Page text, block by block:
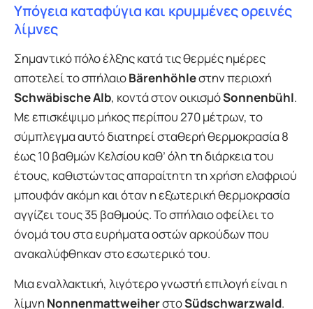
Υπόγεια καταφύγια και κρυμμένες ορεινές
λίμνες
Σημαντικό πόλο έλξης κατά τις θερμές ημέρες
αποτελεί το σπήλαιοBärenhöhleστην περιοχή
Schwäbische Alb, κοντά στον οικισμόSonnenbühl.
Με επισκέψιμο μήκος περίπου 270 μέτρων, το
σύμπλεγμα αυτό διατηρεί σταθερή θερμοκρασία 8
έως 10 βαθμών Κελσίου καθ’ όλη τη διάρκεια του
έτους, καθιστώντας απαραίτητη τη χρήση ελαφριού
μπουφάν ακόμη και όταν η εξωτερική θερμοκρασία
αγγίζει τους 35 βαθμούς. Το σπήλαιο οφείλει το
όνομά του στα ευρήματα οστών αρκούδων που
ανακαλύφθηκαν στο εσωτερικό του.
Μια εναλλακτική, λιγότερο γνωστή επιλογή είναι η
λίμνη NonnenmattweiherστοSüdschwarzwald.